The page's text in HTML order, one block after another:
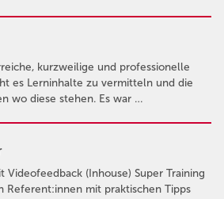
kurzweilige und professionelle
es Lerninhalte zu vermitteln und die
wo diese stehen. Es war …
Videofeedback (Inhouse) Super Training
Referent:innen mit praktischen Tipps